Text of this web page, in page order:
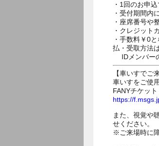
・1回のお申
・受付期間内
・座席番号や
・クレジット
・手数料￥0
払・受取方法
IDメンバー
【車いすでご
車いすをご使
FANYチケッ
https://
また、視覚や
せください。
※ご来場時に